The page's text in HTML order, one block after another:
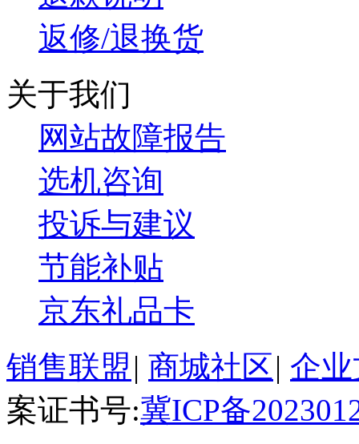
返修/退换货
关于我们
网站故障报告
选机咨询
投诉与建议
节能补贴
京东礼品卡
销售联盟 | 商城社区| 企
案证书号:冀ICP备